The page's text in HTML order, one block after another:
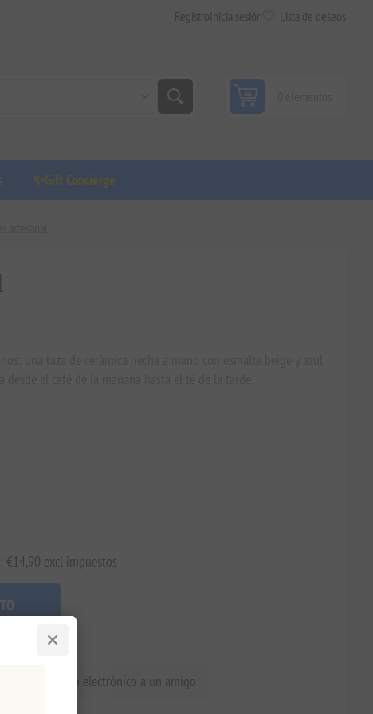
Registro Inicia sesión Lista de deseos
✨Gift Concierge
€14,90 excl impuestos
Enviar un correo electrónico a un amigo